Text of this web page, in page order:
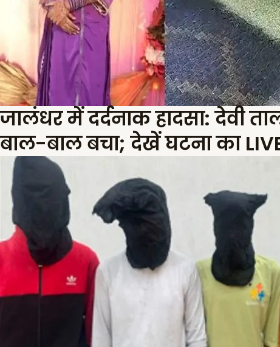
जालंधर में दर्दनाक हादसा: देवी
बाल-बाल बचा; देखें घटना का